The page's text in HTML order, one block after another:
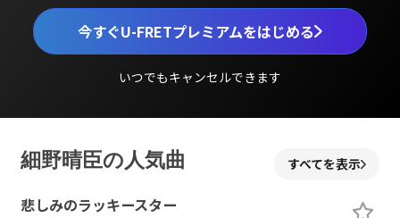
今すぐU-FRETプレミアムをはじめる
いつでもキャンセルできます
細野晴臣の人気曲 すべてを表示
悲しみのラッキースター